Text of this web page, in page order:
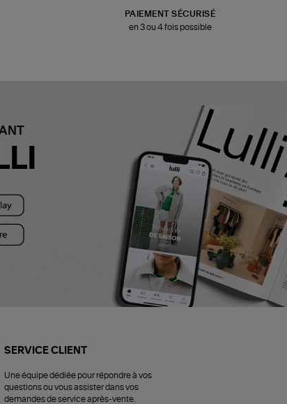
PAIEMENT SÉCURISÉ
en 3 ou 4 fois possible
SERVICE CLIENT
Une équipe dédiée pour répondre à vos
questions ou vous assister dans vos
demandes de service après-vente.